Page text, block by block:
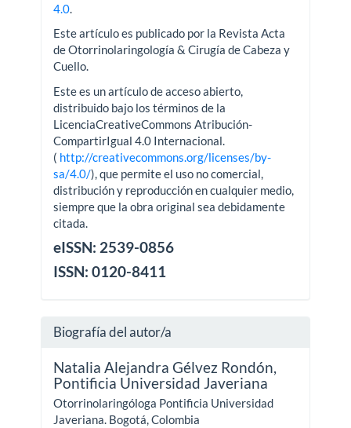
4.0.
Este artículo es publicado por la Revista Acta
de Otorrinolaringología & Cirugía de Cabeza y
Cuello.
Este es un artículo de acceso abierto,
distribuido bajo los términos de la
LicenciaCreativeCommons Atribución-
CompartirIgual 4.0 Internacional.
( http://creativecommons.org/licenses/by-
sa/4.0/), que permite el uso no comercial,
distribución y reproducción en cualquier medio,
siempre que la obra original sea debidamente
citada.
eISSN: 2539-0856
ISSN: 0120-8411
Biografía del autor/a
Natalia Alejandra Gélvez Rondón,
Pontificia Universidad Javeriana
Otorrinolaringóloga Pontificia Universidad
Javeriana. Bogotá, Colombia